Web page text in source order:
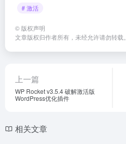
# 激活
© 版权声明
文章版权归作者所有，未经允许请勿转载。
上一篇
WP Rocket v3.5.4 破解激活版
WordPress优化插件
相关文章